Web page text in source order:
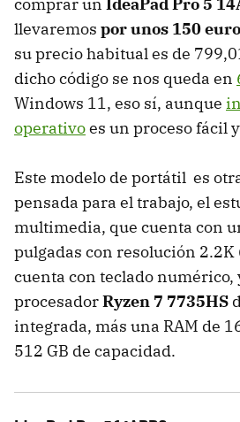
llevaremos por unos 150
su precio habitual es de
dicho código se nos queda en
Windows 11, eso sí, aunque
operativoes un proceso fácil
Este modelo de portátil es
pensada para el trabajo, el
multimedia, que cuenta con
pulgadas con resolución
cuenta con teclado numérico,
procesadorRyzen 7 7735HS
integrada, más una RAM de
512 GB de capacidad.